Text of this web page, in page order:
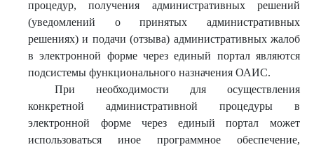
процедур, получения административных решений
(уведомлений о принятых административных
решениях) и подачи (отзыва) административных жалоб
в электронной форме через единый портал являются
подсистемы функционального назначения ОАИС.
При необходимости для осуществления
конкретной административной процедуры в
электронной форме через единый портал может
использоваться иное программное обеспечение,